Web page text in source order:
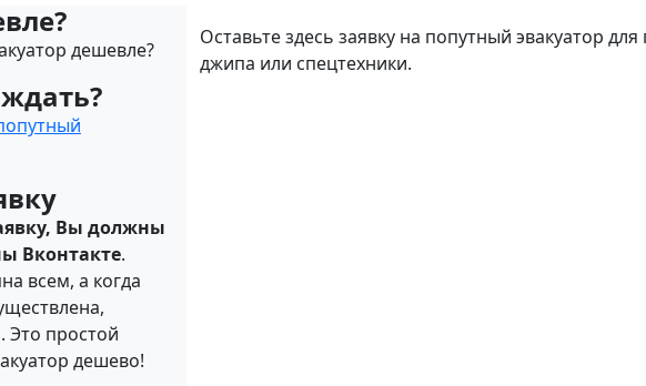
дешевле?
Вы должны
Вконтакте.
всем, а когда
Это простой
дешево!
Оставьте здесь заявку на попутный эвакуатор
джипа или спецтехники.